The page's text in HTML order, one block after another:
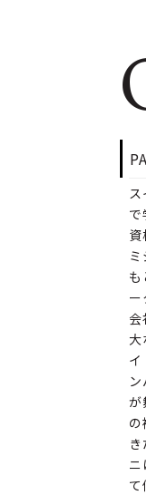
ス
で
資
も
ー
会
大
イ
が
の
て